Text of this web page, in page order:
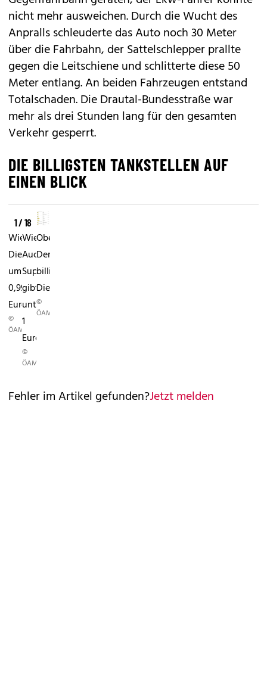
nicht mehr ausweichen. Durch die Wucht des
Anpralls schleuderte das Auto noch 30 Meter
über die Fahrbahn, der Sattelschlepper prallte
gegen die Leitschiene und schlitterte diese 50
Meter entlang. An beiden Fahrzeugen entstand
Totalschaden. Die Drautal-Bundesstraße war
mehr als drei Stunden lang für den gesamten
Verkehr gesperrt.
DIE BILLIGSTEN TANKSTELLEN AUF
EINEN BLICK
1 / 18
Wien:
Diesel
um
0,99
Euro
©
ÖAMTC
Wien:
Auch
Super
gibt's
unter
1
Euro
©
ÖAMTC
Oberösterreich:
Der
billigste
Diesel
©
ÖAMTC
Fehler im Artikel gefunden?Jetzt melden